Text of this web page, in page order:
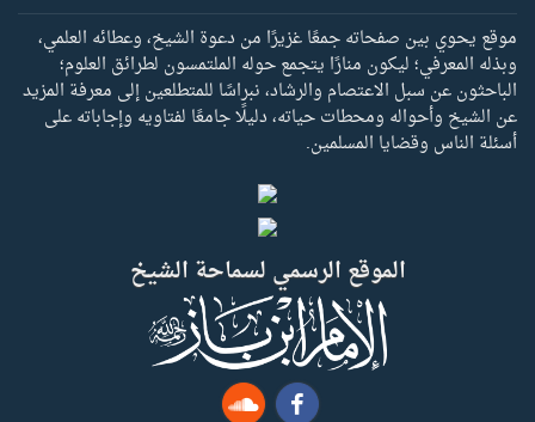
موقع يحوي بين صفحاته جمعًا غزيرًا من دعوة الشيخ، وعطائه العلمي،
وبذله المعرفي؛ ليكون منارًا يتجمع حوله الملتمسون لطرائق العلوم؛
الباحثون عن سبل الاعتصام والرشاد، نبراسًا للمتطلعين إلى معرفة المزيد
عن الشيخ وأحواله ومحطات حياته، دليلًا جامعًا لفتاويه وإجاباته على
أسئلة الناس وقضايا المسلمين.
الموقع الرسمي لسماحة الشيخ